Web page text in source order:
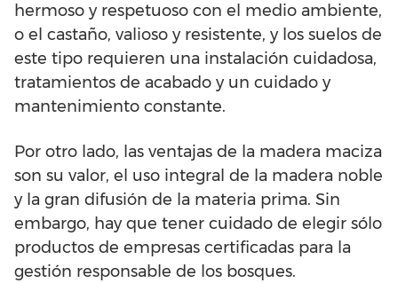
hermoso y respetuoso con el medio ambiente,
o el castaño, valioso y resistente, y los suelos de
este tipo requieren una instalación cuidadosa,
tratamientos de acabado y un cuidado y
mantenimiento constante.
Por otro lado, las ventajas de la madera maciza
son su valor, el uso integral de la madera noble
y la gran difusión de la materia prima. Sin
embargo, hay que tener cuidado de elegir sólo
productos de empresas certificadas para la
gestión responsable de los bosques.